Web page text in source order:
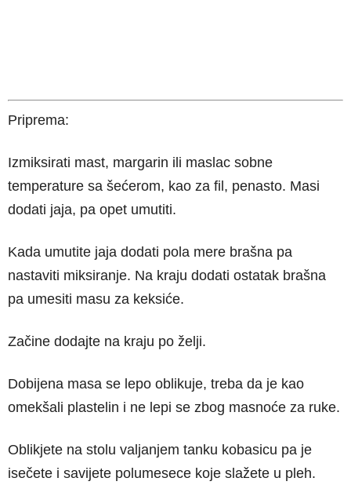
Priprema:
Izmiksirati mast, margarin ili maslac sobne
temperature sa šećerom, kao za fil, penasto. Masi
dodati jaja, pa opet umutiti.
Kada umutite jaja dodati pola mere brašna pa
nastaviti miksiranje. Na kraju dodati ostatak brašna
pa umesiti masu za keksiće.
Začine dodajte na kraju po želji.
Dobijena masa se lepo oblikuje, treba da je kao
omekšali plastelin i ne lepi se zbog masnoće za ruke.
Oblikjete na stolu valjanjem tanku kobasicu pa je
isečete i savijete polumesece koje slažete u pleh.